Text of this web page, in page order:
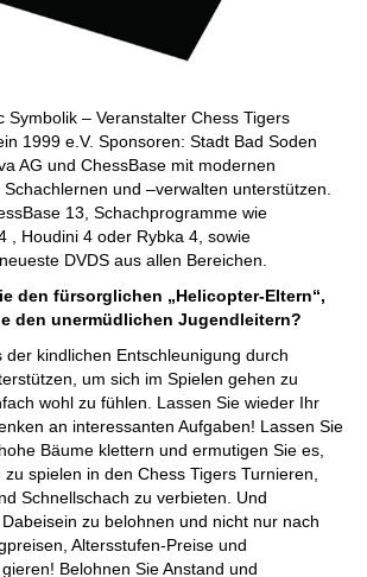
Symbolik – Veranstalter Chess Tigers
1999 e.V. Sponsoren: Stadt Bad Soden
AG und ChessBase mit modernen
und –verwalten unterstützen.
13, Schachprogramme wie
, Houdini 4 oder Rybka 4, sowie
DVDS aus allen Bereichen.
den fürsorglichen „Helicopter-Eltern“,
den unermüdlichen Jugendleitern?
der kindlichen Entschleunigung durch
um sich im Spielen gehen zu
wohl zu fühlen. Lassen Sie wieder Ihr
an interessanten Aufgaben! Lassen Sie
Bäume klettern und ermutigen Sie es,
spielen in den Chess Tigers Turnieren,
Schnellschach zu verbieten. Und
zu belohnen und nicht nur nach
Altersstufen-Preise und
Belohnen Sie Anstand und